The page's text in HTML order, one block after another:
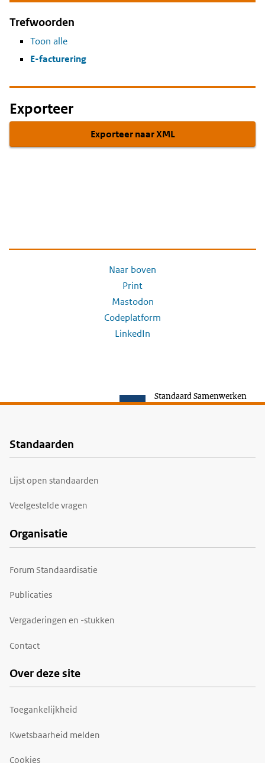
Trefwoorden
Toon alle
E-facturering
Exporteer
Exporteer naar XML
Naar boven
Print
Mastodon
Codeplatform
LinkedIn
Standaard Samenwerken
Voet
Standaarden
Lijst open standaarden
Veelgestelde vragen
Organisatie
Forum Standaardisatie
Publicaties
Vergaderingen en -stukken
Contact
Over deze site
Toegankelijkheid
Kwetsbaarheid melden
Cookies